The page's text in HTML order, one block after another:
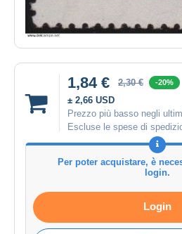
1,84 € 2,30 € -20%
± 2,66 USD
Prezzo più basso negli
Escluse le spese di
Per poter acquistare, è
login.
Login